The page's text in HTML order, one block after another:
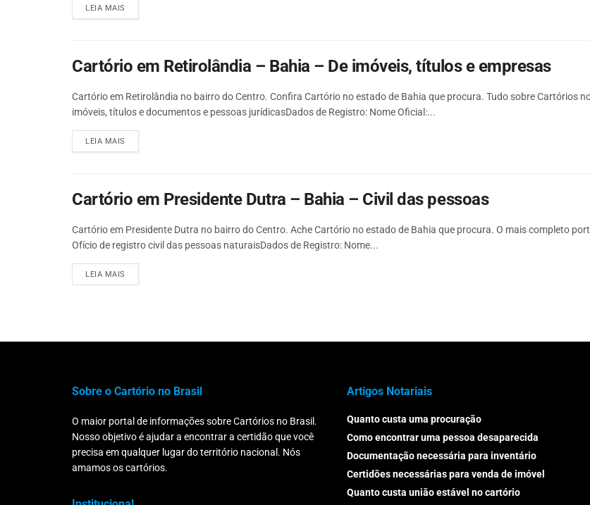
LEIA MAIS
Cartório em Retirolândia – Bahia – De imóveis, títulos e empresas
Cartório em Retirolândia no bairro do Centro. Confira Cartório no estado de Bahia que procura. Tudo sobre Cartórios
imóveis, títulos e documentos e pessoas jurídicasDados de Registro: Nome Oficial:...
LEIA MAIS
Cartório em Presidente Dutra – Bahia – Civil das pessoas
Cartório em Presidente Dutra no bairro do Centro. Ache Cartório no estado de Bahia que procura. O mais completo
Ofício de registro civil das pessoas naturaisDados de Registro: Nome...
LEIA MAIS
Sobre o Cartório no Brasil
O maior portal de informações sobre Cartórios no Brasil.
Nosso objetivo é ajudar a encontrar a certidão que você
precisa em qualquer lugar do território nacional. Nós
amamos os cartórios.
Artigos Notariais
Quanto custa uma procuração
Como encontrar uma pessoa desaparecida
Documentação necessária para inventário
Certidões necessárias para venda de imóvel
Quanto custa união estável no cartório